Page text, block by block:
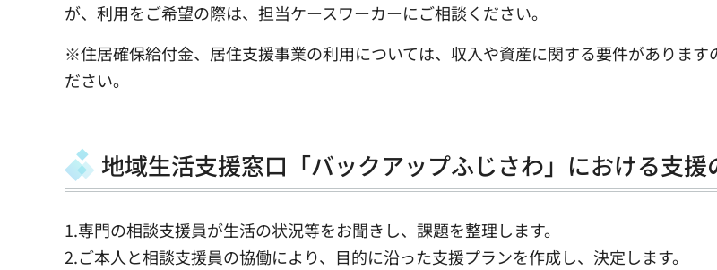
が、利用をご希望の際は、担当ケースワーカーにご相談ください。
※住居確保給付金、居住支援事業の利用については、収入や資産に関する要件があります
ださい。
地域生活支援窓口「バックアップふじさわ」における支援
1.専門の相談支援員が生活の状況等をお聞きし、課題を整理します。
2.ご本人と相談支援員の協働により、目的に沿った支援プランを作成し、決定します。